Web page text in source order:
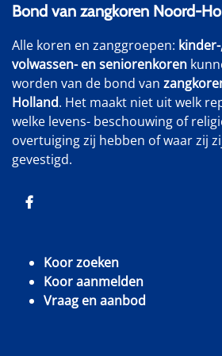
Bond van zangkoren Noord-
Alle koren en zanggroepen:
volwassen- en seniorenkoren
worden van de bond van
Holland. Het maakt niet uit welk
welke levens- beschouwing of
overtuiging zij hebben of waar zij
gevestigd.
Koor zoeken
Koor aanmelden
Vraag en aanbod